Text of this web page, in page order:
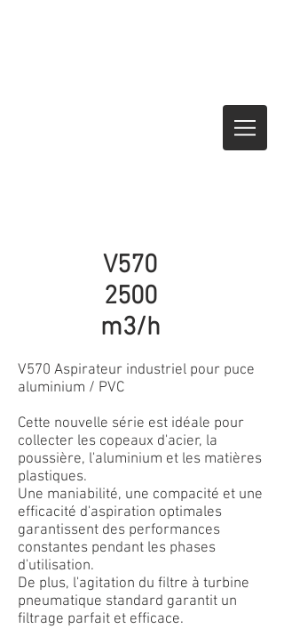
V570
2500
m3/h
V570 Aspirateur industriel pour puce
aluminium / PVC
Cette nouvelle série est idéale pour
collecter les copeaux d'acier, la
poussière, l'aluminium et les matières
plastiques.
Une maniabilité, une compacité et une
efficacité d'aspiration optimales
garantissent des performances
constantes pendant les phases
d'utilisation.
De plus, l'agitation du filtre à turbine
pneumatique standard garantit un
filtrage parfait et efficace.